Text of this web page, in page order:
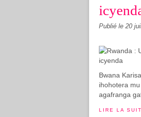
Publié le 20
Bwana
ihohotera
agafranga
LIRE LA